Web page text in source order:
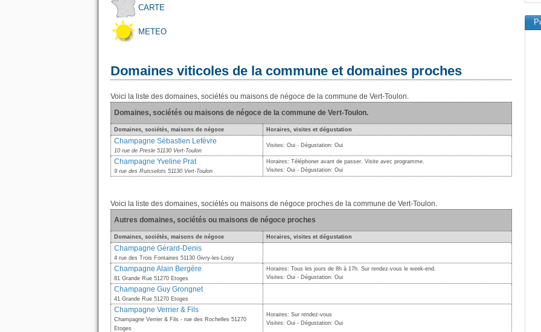
CARTE
METEO
Domaines viticoles de la commune et domaines proches
Voici la liste des domaines, sociétés ou maisons de négoce de la commune de Vert-Toulon.
Domaines, sociétés ou maisons de négoce de la commune de Vert-Toulon.
Domaines, sociétés, maisons de négoce Horaires, visites et dégustation
Champagne Sébastien Lefèvre
10 rue de Presle 51130 Vert-Toulon
Visites: Oui - Dégustation: Oui
Champagne Yveline Prat
9 rue des Ruisselots 51130 Vert-Toulon
Horaires: Téléphoner avant de passer. Visite avec programme.
Visites: Oui - Dégustation: Oui
Voici la liste des domaines, sociétés ou maisons de négoce proches de la commune de Vert-Toulon.
Autres domaines, sociétés ou maisons de négoce proches
Domaines, sociétés, maisons de négoce Horaires, visites et dégustation
Champagne Gérard-Denis
4 rue des Trois Fontaines 51130 Givry-les-Loisy
Champagne Alain Bergère
81 Grande Rue 51270 Etoges
Horaires: Tous les jours de 8h à 17h. Sur rendez-vous le week-end.
Visites: Oui - Dégustation: Oui
Champagne Guy Grongnet
41 Grande Rue 51270 Etoges
Champagne Verrier & Fils
Champagne Verrier & Fils - rue des Rochelles 51270
Etoges
Horaires: Sur rendez-vous
Visites: Oui - Dégustation: Oui